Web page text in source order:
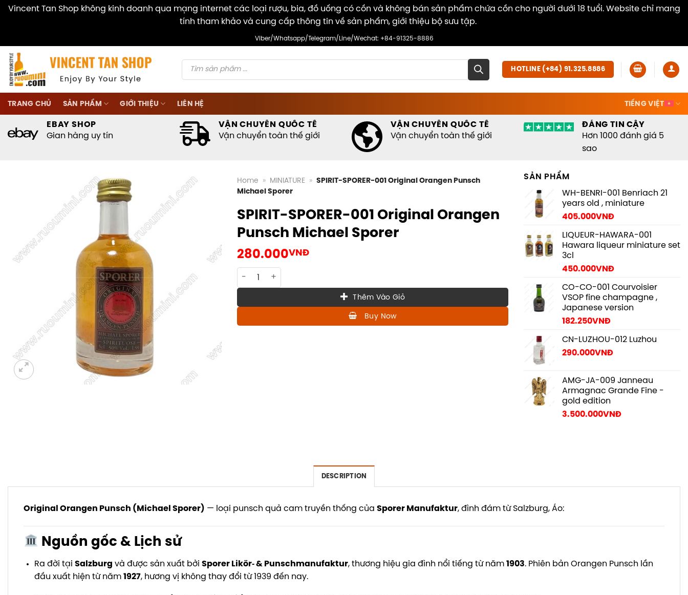
Vincent Tan Shop không kinh doanh qua mạng internet các loại rượu, bia, đồ uống có cồn và không bán sản phẩm chứa cồn cho người dưới 18 tuổi. Website chỉ mang
tính tham khảo và cung cấp thông tin về sản phẩm, giới thiệu bộ sưu tập.
content
Viber/Whatsapp/Telegram/Line/Wechat: +84-91325-8886
Products
search
HOTLINE (+84) 91.325.8886
TRANG CHỦ SẢN PHẨM GIỚI THIỆU LIÊN HỆ TIẾNG VIỆT
EBAY SHOP
Gian hàng uy tín
VẬN CHUYỂN QUỐC TẾ
Vận chuyển toàn thế giới
VẬN CHUYỂN QUỐC TẾ
Vận chuyển toàn thế giới
ĐÁNG TIN CẬY
Hơn 1000 đánh giá 5
sao
Home » MINIATURE » SPIRIT-SPORER-001 Original Orangen Punsch
Michael Sporer
SPIRIT-SPORER-001 Original Orangen
Punsch Michael Sporer
280.000VNĐ
SPIRIT-SPORER-001 Original Orangen Punsch Michael Sporer quantity
Thêm Vào Giỏ
Buy Now
SẢN PHẨM
WH-BENRI-001 Benriach 21
years old , miniature
405.000VNĐ
LIQUEUR-HAWARA-001
Hawara liqueur miniature set
3cl
450.000VNĐ
CO-CO-001 Courvoisier
VSOP fine champagne ,
Japanese version
182.250VNĐ
CN-LUZHOU-012 Luzhou
290.000VNĐ
AMG-JA-009 Janneau
Armagnac Grande Fine -
gold edition
3.500.000VNĐ
DESCRIPTION
Original Orangen Punsch (Michael Sporer) — loại punsch quả cam truyền thống của Sporer Manufaktur, đình đám từ Salzburg, Áo:
Nguồn gốc & Lịch sử
Ra đời tại Salzburg và được sản xuất bởi Sporer Likör‑ & Punschmanufaktur, thương hiệu gia đình nổi tiếng từ năm 1903. Phiên bản Orangen Punsch lần
đầu xuất hiện từ năm 1927, hương vị không thay đổi từ 1939 đến nay.